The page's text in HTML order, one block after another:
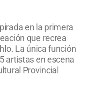
en la primera
que recrea
La única función
artistas en escena
Provincial